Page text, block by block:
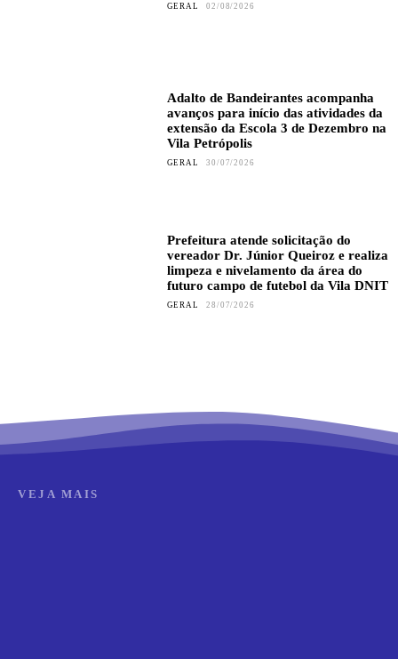
GERAL 02/08/2026
Adalto de Bandeirantes acompanha
avanços para início das atividades da
extensão da Escola 3 de Dezembro na
Vila Petrópolis
GERAL 30/07/2026
Prefeitura atende solicitação do
vereador Dr. Júnior Queiroz e realiza
limpeza e nivelamento da área do
futuro campo de futebol da Vila DNIT
GERAL 28/07/2026
VEJA MAIS